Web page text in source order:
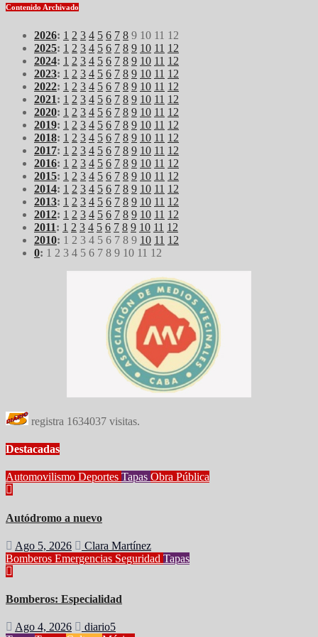
Contenido Archivado
2026: 1 2 3 4 5 6 7 8 9 10 11 12
2025: 1 2 3 4 5 6 7 8 9 10 11 12
2024: 1 2 3 4 5 6 7 8 9 10 11 12
2023: 1 2 3 4 5 6 7 8 9 10 11 12
2022: 1 2 3 4 5 6 7 8 9 10 11 12
2021: 1 2 3 4 5 6 7 8 9 10 11 12
2020: 1 2 3 4 5 6 7 8 9 10 11 12
2019: 1 2 3 4 5 6 7 8 9 10 11 12
2018: 1 2 3 4 5 6 7 8 9 10 11 12
2017: 1 2 3 4 5 6 7 8 9 10 11 12
2016: 1 2 3 4 5 6 7 8 9 10 11 12
2015: 1 2 3 4 5 6 7 8 9 10 11 12
2014: 1 2 3 4 5 6 7 8 9 10 11 12
2013: 1 2 3 4 5 6 7 8 9 10 11 12
2012: 1 2 3 4 5 6 7 8 9 10 11 12
2011: 1 2 3 4 5 6 7 8 9 10 11 12
2010: 1 2 3 4 5 6 7 8 9 10 11 12
0: 1 2 3 4 5 6 7 8 9 10 11 12
registra 1634037 visitas.
Destacadas
Automovilismo Deportes Tapas Obra Pública
Autódromo a nuevo
Ago 5, 2026
Clara Martínez
Bomberos Emergencias Seguridad Tapas
Bomberos: Especialidad
Ago 4, 2026
diario5